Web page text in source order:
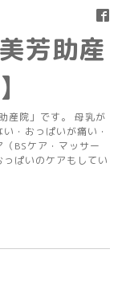
芳助産
産院」です。 母乳が
・おっぱいが痛い・
BSケア・マッサー
ぱいのケアもしてい